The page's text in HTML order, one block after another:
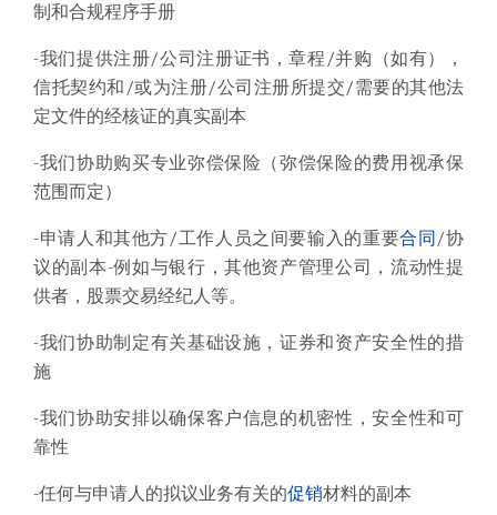
制和合规程序手册
-我们提供注册/公司注册证书，章程/并购（如有），
信托契约和/或为注册/公司注册所提交/需要的其他法
定文件的经核证的真实副本
-我们协助购买专业弥偿保险（弥偿保险的费用视承保
范围而定）
-申请人和其他方/工作人员之间要输入的重要合同 /协
议的副本-例如与银行，其他资产管理公司，流动性提
供者，股票交易经纪人等。
-我们协助制定有关基础设施，证券和资产安全性的措
施
-我们协助安排以确保客户信息的机密性，安全性和可
靠性
-任何与申请人的拟议业务有关的促销材料的副本